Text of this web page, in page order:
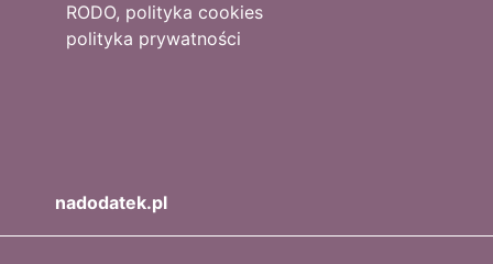
RODO, polityka cookies
polityka prywatności
nadodatek.pl